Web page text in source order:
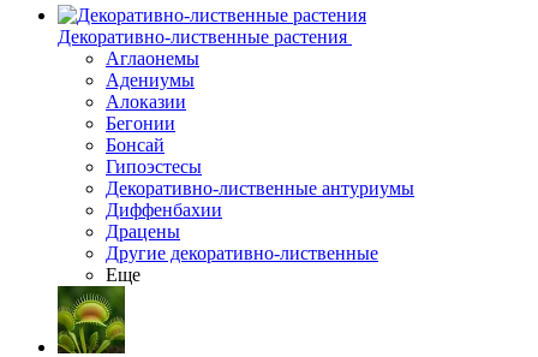
Декоративно-лиственные растения
Аглаонемы
Адениумы
Алоказии
Бегонии
Бонсай
Гипоэстесы
Декоративно-лиственные антуриумы
Диффенбахии
Драцены
Другие декоративно-лиственные
Еще